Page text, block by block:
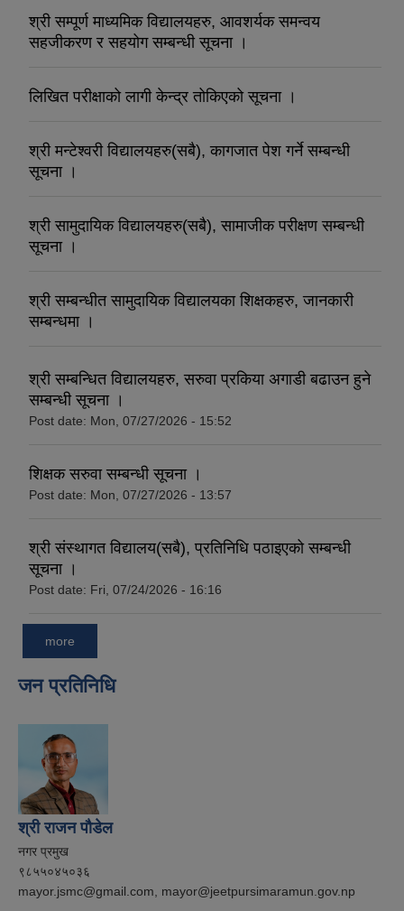
श्री सम्पूर्ण माध्यमिक विद्यालयहरु, आवशर्यक समन्वय
सहजीकरण र सहयोग सम्बन्धी सूचना ।
लिखित परीक्षाको लागी केन्द्र तोकिएको सूचना ।
श्री मन्टेश्वरी विद्यालयहरु(सबै), कागजात पेश गर्ने सम्बन्धी
सूचना ।
श्री सामुदायिक विद्यालयहरु(सबै), सामाजीक परीक्षण सम्बन्धी
सूचना ।
श्री सम्बन्धीत सामुदायिक विद्यालयका शिक्षकहरु, जानकारी
सम्बन्धमा ।
श्री सम्बन्धित विद्यालयहरु, सरुवा प्रकिया अगाडी बढाउन हुने
सम्बन्धी सूचना ।
Post date: Mon, 07/27/2026 - 15:52
शिक्षक सरुवा सम्बन्धी सूचना ।
Post date: Mon, 07/27/2026 - 13:57
श्री संस्थागत विद्यालय(सबै), प्रतिनिधि पठाइएको सम्बन्धी
सूचना ।
Post date: Fri, 07/24/2026 - 16:16
more
जन प्रतिनिधि
श्री राजन पौडेल
नगर प्रमुख
९८५५०४५०३६
mayor.jsmc@gmail.com, mayor@jeetpursimaramun.gov.np